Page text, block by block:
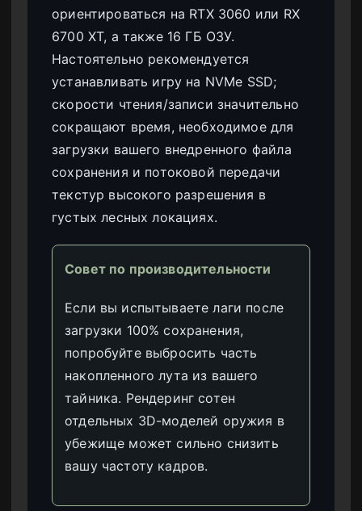
ориентироваться на RTX 3060 или RX
6700 XT, а также 16 ГБ ОЗУ.
Настоятельно рекомендуется
устанавливать игру на NVMe SSD;
скорости чтения/записи значительно
сокращают время, необходимое для
загрузки вашего внедренного файла
сохранения и потоковой передачи
текстур высокого разрешения в
густых лесных локациях.
Совет по производительности
Если вы испытываете лаги после
загрузки 100% сохранения,
попробуйте выбросить часть
накопленного лута из вашего
тайника. Рендеринг сотен
отдельных 3D-моделей оружия в
убежище может сильно снизить
вашу частоту кадров.